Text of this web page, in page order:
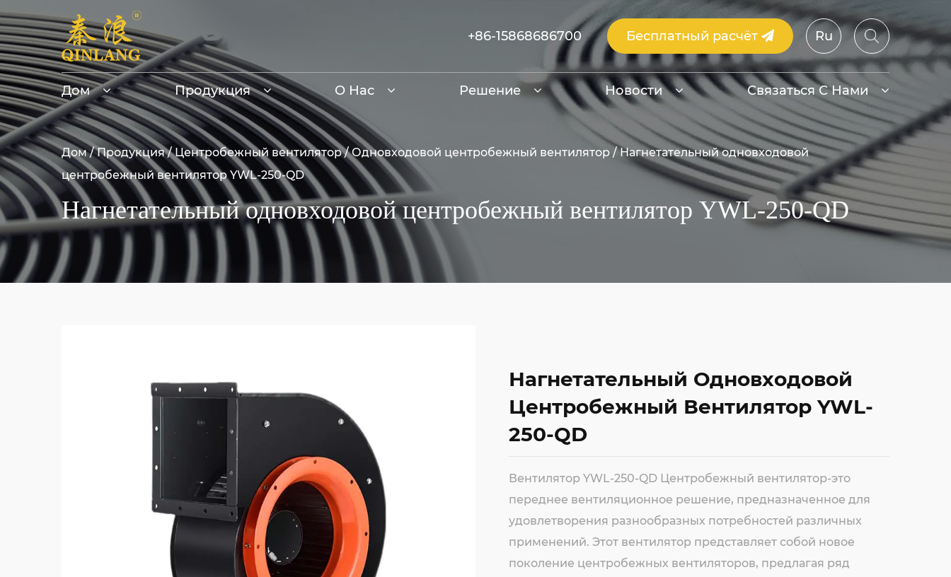
+86-15868686700 Бесплатный расчёт Ru
Дом Продукция О Нас Решение Новости Связаться С Нами
Дом/Продукция/Центробежный вентилятор/Одновходовой центробежный вентилятор /Нагнетательный одновходовой
центробежный вентилятор YWL-250-QD
Нагнетательный одновходовой центробежный вентилятор YWL-250-QD
Нагнетательный Одновходовой
Центробежный Вентилятор YWL-
250-QD
Вентилятор YWL-250-QD Центробежный вентилятор-это
переднее вентиляционное решение, предназначенное для
удовлетворения разнообразных потребностей различных
применений. Этот вентилятор представляет собой новое
поколение центробежных вентиляторов, предлагая ряд